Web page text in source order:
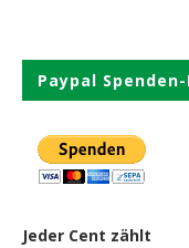
Paypal
Jeder Cent zählt